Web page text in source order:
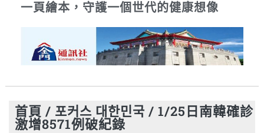
一頁繪本，守護一個世代的健康想像
首頁 / 포커스 대한민국 / 1/25日南韓確診
激增8571例破紀錄